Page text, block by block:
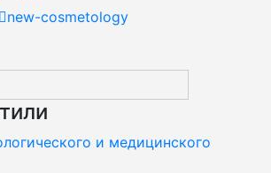
new-cosmetology
и медицинского